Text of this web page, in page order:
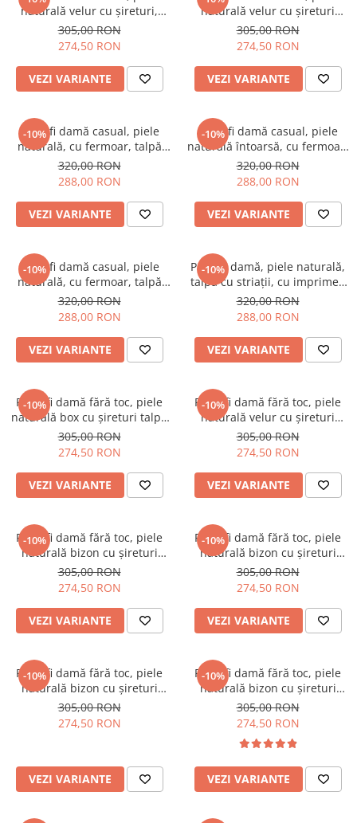
naturală velur cu șireturi,
imprimeu sarpe, galben
305,00 RON
274,50 RON
VEZI VARIANTE
naturală velur cu șireturi
talpă înaltă, imprimeu sarpe
colorat, negru
305,00 RON
274,50 RON
VEZI VARIANTE
-10%
Pantofi damă casual, piele
naturală, cu fermoar, talpă
masivă și ușoară, negru
320,00 RON
288,00 RON
VEZI VARIANTE
-10%
Pantofi damă casual, piele
naturală întoarsă, cu fermoar,
talpă masivă și ușoară, cu
imprimeu litere, negru
320,00 RON
288,00 RON
VEZI VARIANTE
-10%
Pantofi damă casual, piele
naturală, cu fermoar, talpă
masivă și ușoară, bej/negru
320,00 RON
288,00 RON
VEZI VARIANTE
-10%
Pantofi damă, piele naturală,
talpă cu striații, cu imprimeu
traditional floral, negru
320,00 RON
288,00 RON
VEZI VARIANTE
-10%
Pantofi damă fără toc, piele
naturală box cu șireturi talpă
înaltă, negru
305,00 RON
274,50 RON
VEZI VARIANTE
-10%
Pantofi damă fără toc, piele
naturală velur cu șireturi
talpă înaltă, negru
305,00 RON
274,50 RON
VEZI VARIANTE
-10%
Pantofi damă fără toc, piele
naturală bizon cu șireturi
talpă înaltă, negru
305,00 RON
274,50 RON
VEZI VARIANTE
-10%
Pantofi damă fără toc, piele
naturală bizon cu șireturi
talpă înaltă, imprimeu flori
albastre, albastru
305,00 RON
274,50 RON
VEZI VARIANTE
-10%
Pantofi damă fără toc, piele
naturală bizon cu șireturi
talpă înaltă, imprimeu buline
colorate, roșu
305,00 RON
274,50 RON
VEZI VARIANTE
-10%
Pantofi damă fără toc, piele
naturală bizon cu șireturi
talpă înaltă, piele velur, negru
305,00 RON
274,50 RON
VEZI VARIANTE